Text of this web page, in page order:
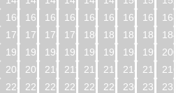
160
161 162 163 164 165 166 167 168
176
177 178 179 180 181 182 183 184
192
193 194 195 196 197 198 199 200
208
209 210 211 212 213 214 215 216
224
225 226 227 228 229 230 231 232